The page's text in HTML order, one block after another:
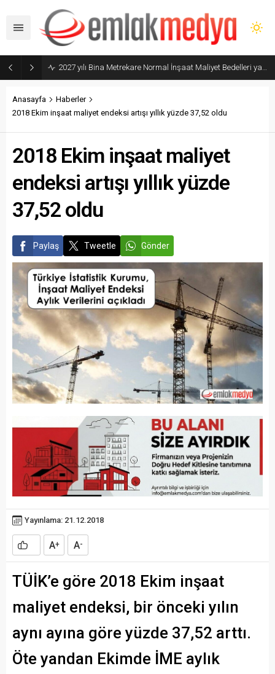
Mimarlık Ve Mühendislik Projelerinin Elektronik Ortamda Teslimi Ve Yönetilmesi Hakkında Yönetmelik yayımlandı
Anasayfa
Haberler
2018 Ekim inşaat maliyet endeksi artışı yıllık yüzde 37,52 oldu
2018 Ekim inşaat maliyet
endeksi artışı yıllık yüzde
37,52 oldu
Paylaş Tweetle Gönder
Yayınlama: 21.12.2018
A+ A-
TÜİK’e göre 2018 Ekim inşaat
maliyet endeksi, bir önceki yılın
aynı ayına göre yüzde 37,52 arttı.
Öte yandan Ekimde İME aylık